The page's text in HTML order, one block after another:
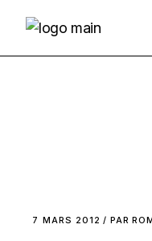
7 MARS 2012 PAR